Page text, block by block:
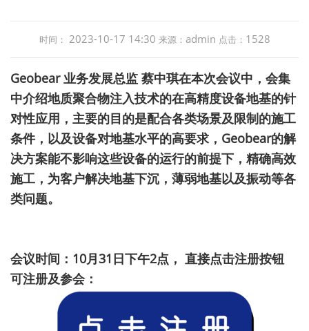
时间： 2023-10-17 14:30 来源： admin 点击： 1528
Geobear 业务发展总监 蔡中琪在本次会议中，会集
中介绍地质聚合物注入技术的在高精度设备地基的针
对性应用，主要的目的是配合各类场景及限制的施工
条件，以及设备对地基水平的高要求，Geobear的解
决方案能不影响这些设备的运行的前提下，精确高效
施工，为客户解决地基下沉，薄弱地基以及振动等各
类问题。
会议时间：10月31日下午2点， 直接点击注册按钮
可注册及参会：